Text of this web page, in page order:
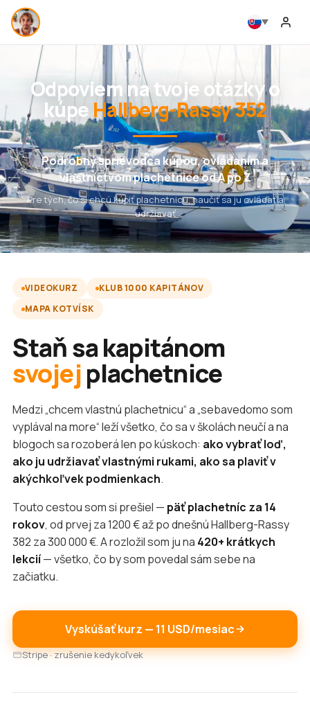
Odpoviem na tvoje otázky o
kúpe Hallberg-Rassy 352
Podrobný sprievodca kúpou, ovládaním a
vlastníctvom plachetnice od A po Z
Pre tých, čo si chcú kúpiť plachetnicu, naučiť sa ju ovládať a
udržiavať
VIDEOKURZ
KLUB 1000 KAPITÁNOV
MAPA KOTVÍSK
Staň sa kapitánom
svojejplachetnice
Medzi „chcem vlastnú plachetnicu“ a „sebavedomo som
vyplával na more“ leží všetko, čo sa v školách neučí a na
blogoch sa rozoberá len po kúskoch: ako vybrať loď,
ako ju udržiavať vlastnými rukami, ako sa plaviť v
akýchkoľvek podmienkach.
Touto cestou som si prešiel — päť plachetníc za 14
rokov, od prvej za 1200 € až po dnešnú Hallberg-Rassy
382 za 300 000 €. A rozložil som ju na 420+ krátkych
lekcií— všetko, čo by som povedal sám sebe na
začiatku.
Vyskúšať kurz — 11 USD/mesiac
Stripe · zrušenie kedykoľvek